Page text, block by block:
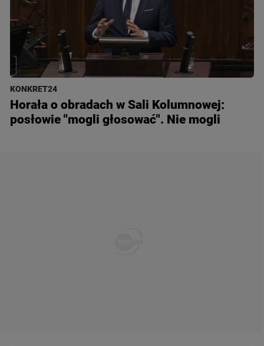
pokrewnych TVN S.A. / TVN Media Sp. z o.o. wyraźnie zastrzega, że dalsze
rozpowszechnianie artykułów zamieszczonych w programach oraz na stronach
internetowych TVN S.A. / TVN Media Sp. z o.o. jest zabronione.
KONKRET24
Horała o obradach w Sali Kolumnowej:
posłowie "mogli głosować". Nie mogli